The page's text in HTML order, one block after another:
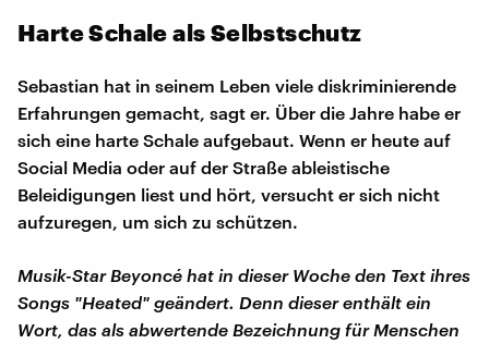
Harte Schale als Selbstschutz
Sebastian hat in seinem Leben viele diskriminierende
Erfahrungen gemacht, sagt er. Über die Jahre habe er
sich eine harte Schale aufgebaut. Wenn er heute auf
Social Media oder auf der Straße ableistische
Beleidigungen liest und hört, versucht er sich nicht
aufzuregen, um sich zu schützen.
Musik-Star Beyoncé hat in dieser Woche den Text ihres
Songs "Heated" geändert. Denn dieser enthält ein
Wort, das als abwertende Bezeichnung für Menschen